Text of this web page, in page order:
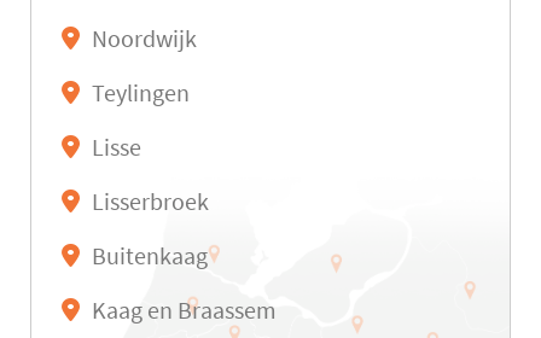
Noordwijk
Teylingen
Lisse
Lisserbroek
Buitenkaag
Kaag en Braassem